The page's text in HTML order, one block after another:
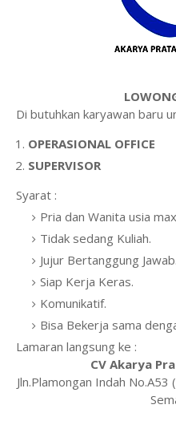
Di butuhkan karyawan baru
OPERASIONAL OFFICE
SUPERVISOR
Syarat :
Pria dan Wanita usia
Tidak sedang Kuliah.
Jujur Bertanggung Jawab.
Siap Kerja Keras.
Komunikatif.
Bisa Bekerja sama
Lamaran langsung ke :
CV Akarya
Jln.Plamongan Indah